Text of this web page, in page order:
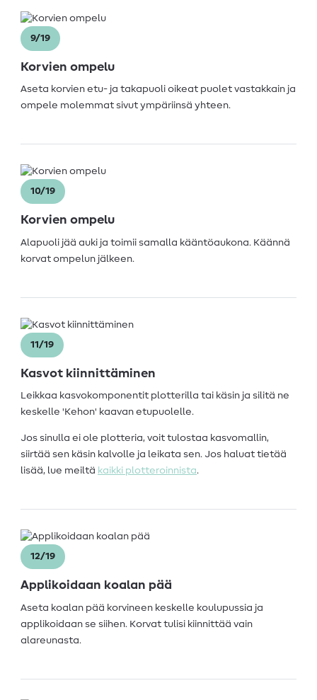
9/19
Korvien ompelu
Aseta korvien etu- ja takapuoli oikeat puolet vastakkain ja
ompele molemmat sivut ympäriinsä yhteen.
10/19
Korvien ompelu
Alapuoli jää auki ja toimii samalla kääntöaukona. Käännä
korvat ompelun jälkeen.
11/19
Kasvot kiinnittäminen
Leikkaa kasvokomponentit plotterilla tai käsin ja silitä ne
keskelle 'Kehon' kaavan etupuolelle.
Jos sinulla ei ole plotteria, voit tulostaa kasvomallin,
siirtää sen käsin kalvolle ja leikata sen. Jos haluat tietää
lisää, lue meiltä kaikki plotteroinnista.
12/19
Applikoidaan koalan pää
Aseta koalan pää korvineen keskelle koulupussia ja
applikoidaan se siihen. Korvat tulisi kiinnittää vain
alareunasta.